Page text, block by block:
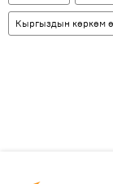
Кыргыздын көркөм